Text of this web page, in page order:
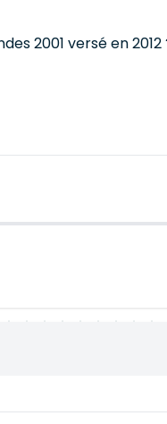
2001 versé en 2012